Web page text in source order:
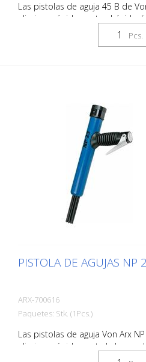
Las pistolas de aguja 45 B de
eliminan rápidamente el óxido,
desprenden y desbastan.
alisan las superficies
con agujas de 2, 3 o 4 mm, según
desee. Peso: 6,8 kg (10,6 libras)
de aire: 158 L/min. (5,6 cfm)
3mm: 49 piezas. Presión de aire:
(7 bar) máx. Conexión: G 3/8 Nivel
ruido: 101 dB (A)
Pcs.
PISTOLA DE AGUJAS NP
ARX-700616
Paquetes: Stk. (1Pcs.)
Las pistolas de aguja Von Arx
eliminan rápidamente la
limpian, purifican y desbastan.